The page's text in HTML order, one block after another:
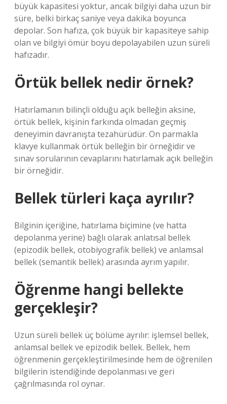
büyük kapasitesi yoktur, ancak bilgiyi daha uzun bir
süre, belki birkaç saniye veya dakika boyunca
depolar. Son hafıza, çok büyük bir kapasiteye sahip
olan ve bilgiyi ömür boyu depolayabilen uzun süreli
hafızadır.
Örtük bellek nedir örnek?
Hatırlamanın bilinçli olduğu açık belleğin aksine,
örtük bellek, kişinin farkında olmadan geçmiş
deneyimin davranışta tezahürüdür. On parmakla
klavye kullanmak örtük belleğin bir örneğidir ve
sınav sorularının cevaplarını hatırlamak açık belleğin
bir örneğidir.
Bellek türleri kaça ayrılır?
Bilginin içeriğine, hatırlama biçimine (ve hatta
depolanma yerine) bağlı olarak anlatısal bellek
(epizodik bellek, otobiyografik bellek) ve anlamsal
bellek (semantik bellek) arasında ayrım yapılır.
Öğrenme hangi bellekte
gerçekleşir?
Uzun süreli bellek üç bölüme ayrılır: işlemsel bellek,
anlamsal bellek ve epizodik bellek. Bellek, hem
öğrenmenin gerçekleştirilmesinde hem de öğrenilen
bilgilerin istendiğinde depolanması ve geri
çağrılmasında rol oynar.